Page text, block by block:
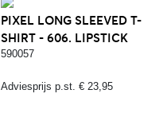
PIXEL LONG SLEEVED T-
SHIRT - 606. LIPSTICK
590057
Adviesprijs p.st. € 23,95